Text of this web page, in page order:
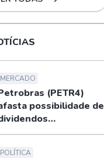
MERCADO
(PETR4)
possibilidade de
em
POLÍTICA